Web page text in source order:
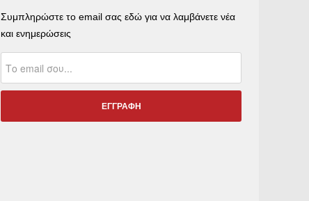
Συμπληρώστε το email σας εδώ για να λαμβάνετε νέα
και ενημερώσεις